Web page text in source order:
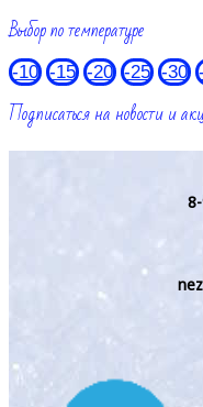
Выбор по температуре
-10 -15 -20 -25 -30
Подписаться на новости и